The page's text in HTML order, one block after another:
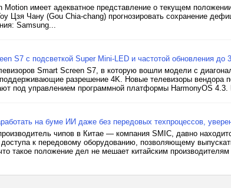
Motion имеет адекватное представление о текущем
Цзя Чану (Gou Chia-chang) прогнозировать сохранение
Samsung...
S7 с подсветкой Super Mini-LED и частотой обновления до
Smart Screen S7, в которую вошли модели с
разрешение 4K. Новые телевизоры вендора
под управлением программной платформы HarmonyOS 4.3.
на буме ИИ даже без передовых техпроцессов,
чипов в Китае — компания SMIC, давно
к передовому оборудованию, позволяющему
такое положение дел не мешает китайским